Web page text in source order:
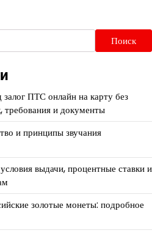
Поиск
ПТС онлайн на карту без
требования и документы
и принципы звучания
выдачи, процентные ставки и
золотые монеты: подробное